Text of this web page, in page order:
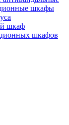
шкафы
шкаф
шкафов